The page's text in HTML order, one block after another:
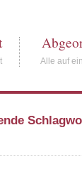
Alle auf